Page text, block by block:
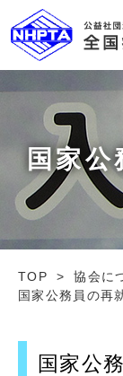
国家
TOP
協会に
国家公務員の再
国家公